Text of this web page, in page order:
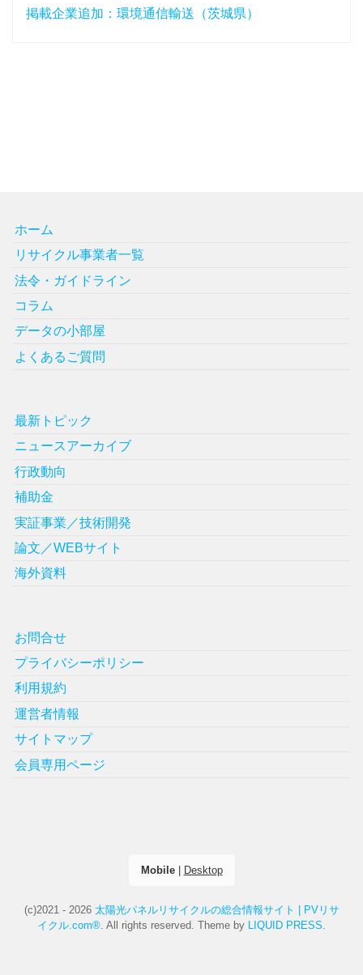
掲載企業追加：環境通信輸送（茨城県）
ホーム
リサイクル事業者一覧
法令・ガイドライン
コラム
データの小部屋
よくあるご質問
最新トピック
ニュースアーカイブ
行政動向
補助金
実証事業／技術開発
論文／WEBサイト
海外資料
お問合せ
プライバシーポリシー
利用規約
運営者情報
サイトマップ
会員専用ページ
Mobile| Desktop
(c)2021 - 2026 太陽光パネルリサイクルの総合情報サイト | PVリサ
イクル.com® . All rights reserved. Theme by LIQUID PRESS